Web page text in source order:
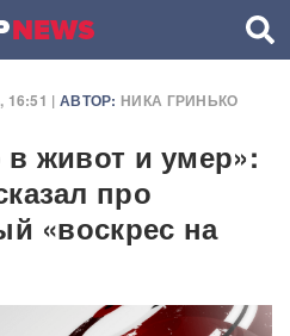
16:51 | АВТОР: НИКА ГРИНЬКО
живот и умер»:
про
«воскрес на